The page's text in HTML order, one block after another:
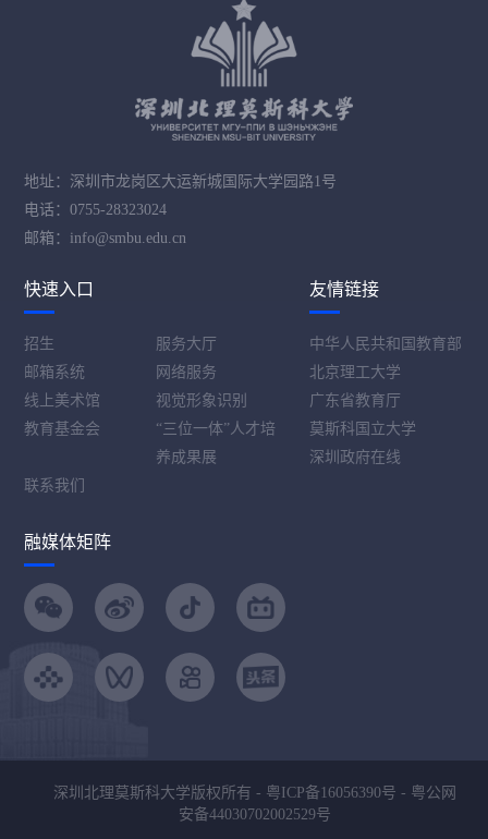
地址：深圳市龙岗区大运新城国际大学园路1号
电话：0755-28323024
邮箱：info@smbu.edu.cn
快速入口
招生
服务大厅
邮箱系统
网络服务
线上美术馆
视觉形象识别
教育基金会
“三位一体”人才培
养成果展
联系我们
友情链接
中华人民共和国教育部
北京理工大学
广东省教育厅
莫斯科国立大学
深圳政府在线
融媒体矩阵
深圳北理莫斯科大学版权所有 - 粤ICP备16056390号 - 粤公网
安备44030702002529号